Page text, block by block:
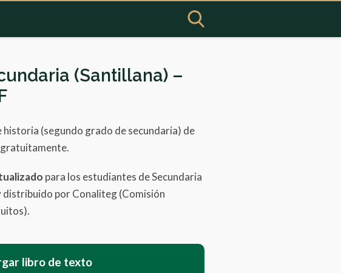
(Santillana) –
(segundo grado de secundaria) de
para los estudiantes de Secundaria
distribuido por Conaliteg (Comisión
libro de texto